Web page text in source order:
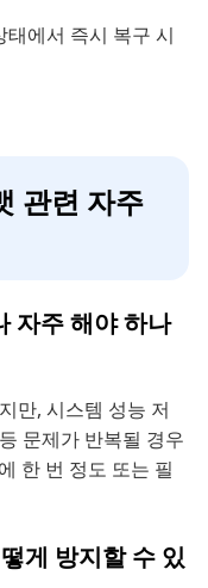
에서 즉시 복구 시
관련 자주
자주 해야 하나
만, 시스템 성능 저
문제가 반복될 경우
한 번 정도 또는 필
게 방지할 수 있